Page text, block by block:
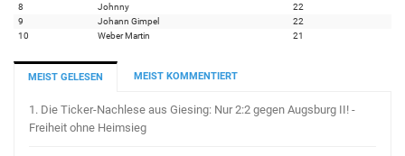
8
Johnny
22
9
Johann Gimpel
22
10
Weber Martin 21
MEIST GELESEN MEIST KOMMENTIERT
1. Die Ticker-Nachlese aus Giesing: Nur 2:2 gegen Augsburg II! -
Freiheit ohne Heimsieg